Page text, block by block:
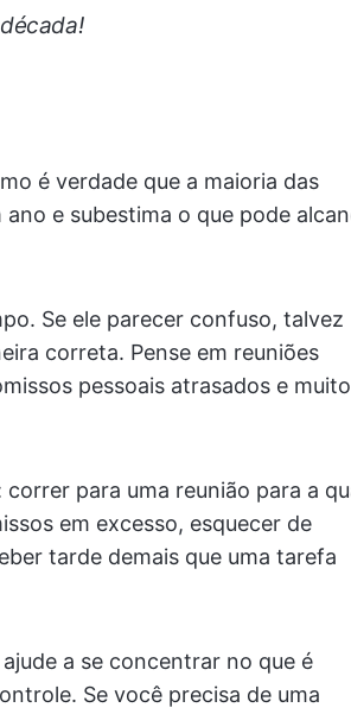
é verdade que a maioria das
e subestima o que pode
Se ele parecer confuso, talvez
correta. Pense em reuniões
pessoais atrasados e muito
para uma reunião para a
em excesso, esquecer de
tarde demais que uma tarefa
a se concentrar no que é
Se você precisa de uma